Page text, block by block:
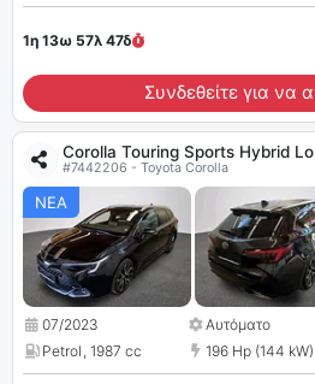
1η 13ω 57λ 46δ
Συνδεθείτε για να
Corolla Touring Sports Hybrid
#7442206 - Toyota Corolla
ΝΕΑ
07/2023 Αυτόματο
Petrol, 1987 cc 196 Hp (144 kW)